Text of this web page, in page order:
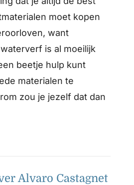
moet kopen
want
is al moeilijk
beetje hulp kunt
materialen te
zou je jezelf dat dan
Alvaro Castagnet